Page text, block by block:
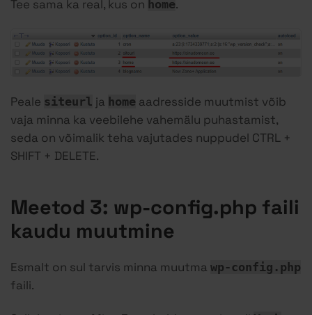
Tee sama ka real, kus on home.
Peale siteurl ja home aadresside muutmist võib
vaja minna ka veebilehe vahemälu puhastamist,
seda on võimalik teha vajutades nuppudel CTRL +
SHIFT + DELETE.
Meetod 3: wp-config.php faili
kaudu muutmine
Esmalt on sul tarvis minna muutma wp-config.php
faili.